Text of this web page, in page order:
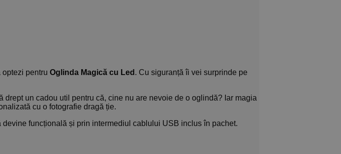
pentru Oglinda Magică cu Led . Cu siguranță îi vei surprinde pe
drept un cadou util pentru că, cine nu are nevoie de o oglindă? Iar magia
cu o fotografie dragă ție.
funcțională și prin intermediul cablului USB inclus în pachet.